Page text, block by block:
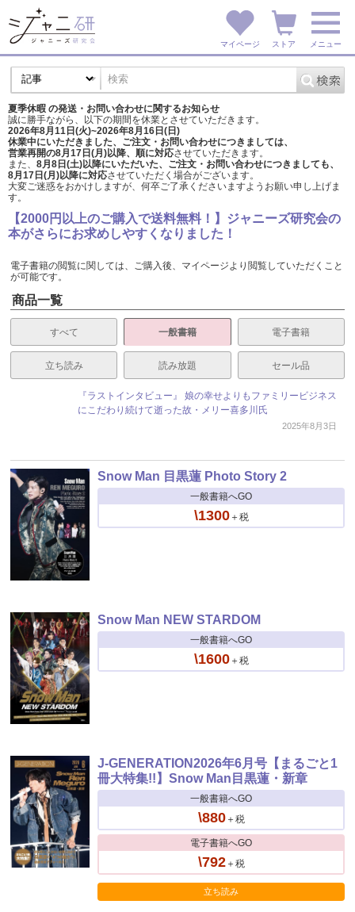
マイページ ストア メニュー
夏季休暇 の発送・お問い合わせに関するお知らせ
誠に勝手ながら、以下の期間を休業とさせていただきます。
2026年8月11日(火)~2026年8月16日(日)
休業中にいただきました、ご注文・お問い合わせにつきましては、
営業再開の8月17日(月)以降、順に対応させていただきます。
また、 8月8日(土)以降にいただいた、ご注文・ お問い合わせにつきましても、
8月17日(月)以降に対応させていただく場合がございます。
大変ご迷惑をおかけしますが、 何卒ご了承くださいますようお願い申し上げま
す。
【2000円以上のご購入で送料無料！】ジャニーズ研究会の
本がさらにお求めしやすくなりました！
電子書籍の閲覧に関しては、ご購入後、マイページより閲覧していただくこと
が可能です。
商品一覧
すべて 一般書籍 電子書籍
立ち読み 読み放題 セール品
『ラストインタビュー』 娘の幸せよりもファミリービジネス
にこだわり続けて逝った故・メリー喜多川氏
2025年8月3日
Snow Man 目黒蓮 Photo Story 2
一般書籍へGO
\1300＋税
Snow Man NEW STARDOM
一般書籍へGO
\1600＋税
J-GENERATION2026年6月号【まるごと1
冊大特集!!】Snow Man目黒蓮・新章
一般書籍へGO
\880＋税
電子書籍へGO
\792＋税
立ち読み